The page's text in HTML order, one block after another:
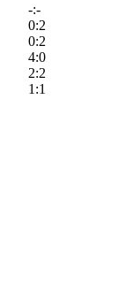
-:-
0:2
0:2
4:0
2:2
1:1